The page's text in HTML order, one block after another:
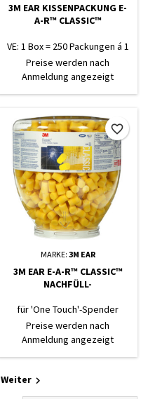
3M EAR KISSENPACKUNG E-
A-R™ CLASSIC™
VE: 1 Box = 250 Packungen á 1
Paar
Preise werden nach
Anmeldung angezeigt
MARKE: 3M EAR
3M EAR E-A-R™ CLASSIC™
NACHFÜLL-
für 'One Touch'-Spender
Preise werden nach
Anmeldung angezeigt
favorite_border
Weiter 